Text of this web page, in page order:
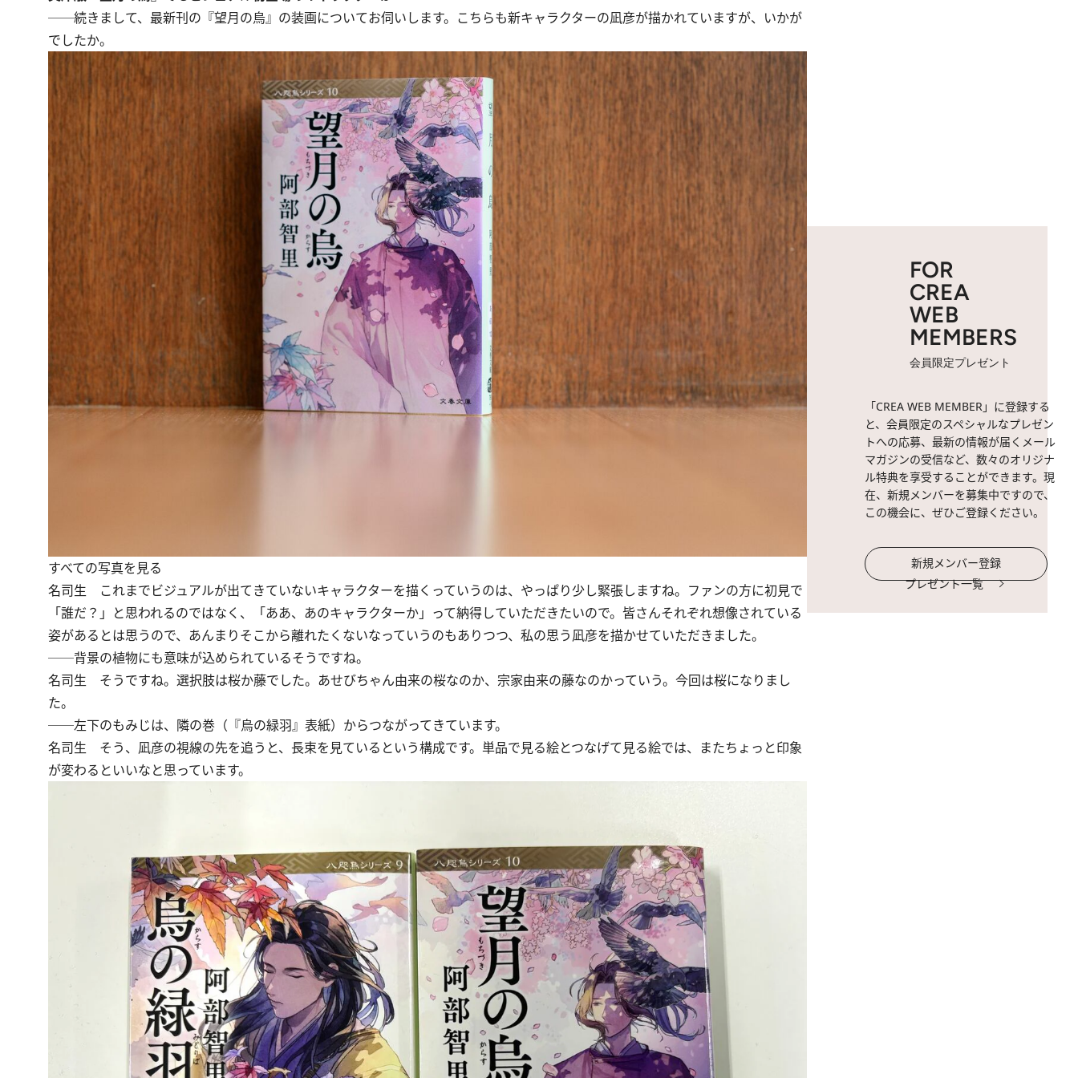
──続きまして、最新刊の『望月の烏』の装画についてお伺いします。こちらも新キャラクターの凪彦が描かれていますが、いかが
でしたか。
すべての写真を見る
名司生 これまでビジュアルが出てきていないキャラクターを描くっていうのは、やっぱり少し緊張しますね。ファンの方に初見で
「誰だ？」と思われるのではなく、「ああ、あのキャラクターか」って納得していただきたいので。皆さんそれぞれ想像されている
姿があるとは思うので、あんまりそこから離れたくないなっていうのもありつつ、私の思う凪彦を描かせていただきました。
──背景の植物にも意味が込められているそうですね。
名司生 そうですね。選択肢は桜か藤でした。あせびちゃん由来の桜なのか、宗家由来の藤なのかっていう。今回は桜になりまし
た。
──左下のもみじは、隣の巻（『烏の緑羽』表紙）からつながってきています。
名司生 そう、凪彦の視線の先を追うと、長束を見ているという構成です。単品で見る絵とつなげて見る絵では、またちょっと印象
が変わるといいなと思っています。
FOR
CREA
WEB
MEMBERS
会員限定プレゼント
「CREA WEB MEMBER」に登録する
と、会員限定のスペシャルなプレゼン
トへの応募、最新の情報が届くメール
マガジンの受信など、数々のオリジナ
ル特典を享受することができます。現
在、新規メンバーを募集中ですので、
この機会に、ぜひご登録ください。
新規メンバー登録
プレゼント一覧